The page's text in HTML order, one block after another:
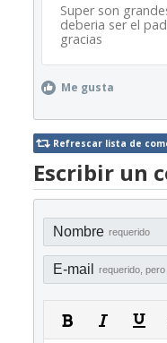
Super son
deberia ser el
gracias
Me gusta
Refrescar lista de
Escribir un
Nombre requerido
E-mail